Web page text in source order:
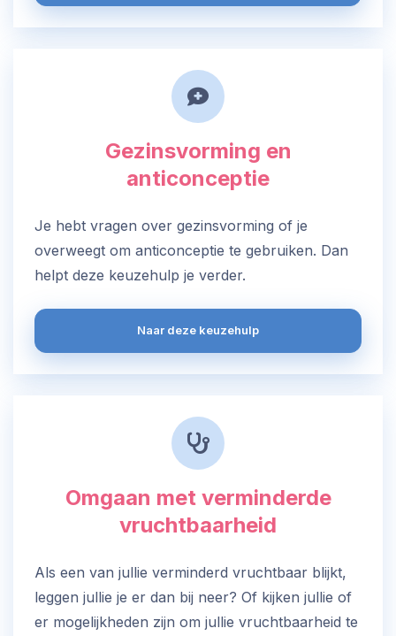
Gezinsvorming en
anticonceptie
Je hebt vragen over gezinsvorming of je
overweegt om anticonceptie te gebruiken. Dan
helpt deze keuzehulp je verder.
Naar deze keuzehulp
Omgaan met verminderde
vruchtbaarheid
Als een van jullie verminderd vruchtbaar blijkt,
leggen jullie je er dan bij neer? Of kijken jullie of
er mogelijkheden zijn om jullie vruchtbaarheid te